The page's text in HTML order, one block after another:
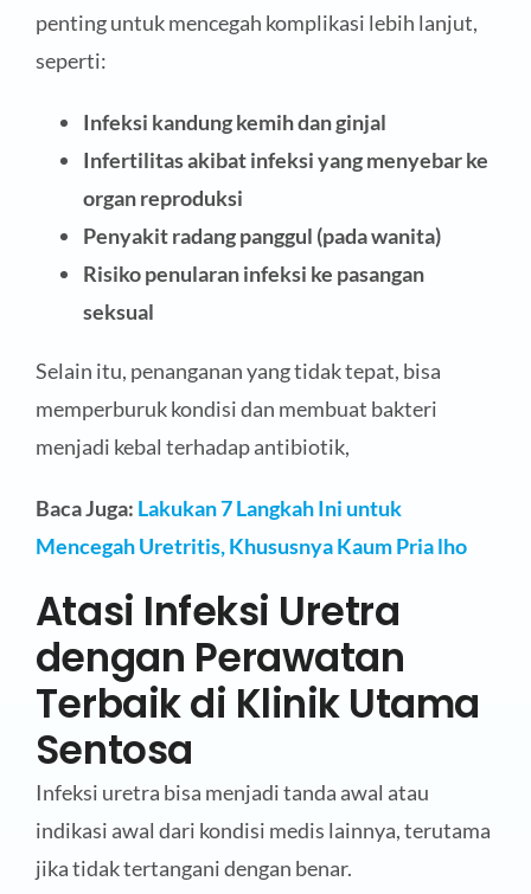
penting untuk mencegah komplikasi lebih lanjut,
seperti:
Infeksi kandung kemih dan ginjal
Infertilitas akibat infeksi yang menyebar ke
organ reproduksi
Penyakit radang panggul (pada wanita)
Risiko penularan infeksi ke pasangan
seksual
Selain itu, penanganan yang tidak tepat, bisa
memperburuk kondisi dan membuat bakteri
menjadi kebal terhadap antibiotik,
Baca Juga: Lakukan 7 Langkah Ini untuk
Mencegah Uretritis, Khususnya Kaum Pria lho
Atasi Infeksi Uretra
dengan Perawatan
Terbaik di Klinik Utama
Sentosa
Infeksi uretra bisa menjadi tanda awal atau
indikasi awal dari kondisi medis lainnya, terutama
jika tidak tertangani dengan benar.